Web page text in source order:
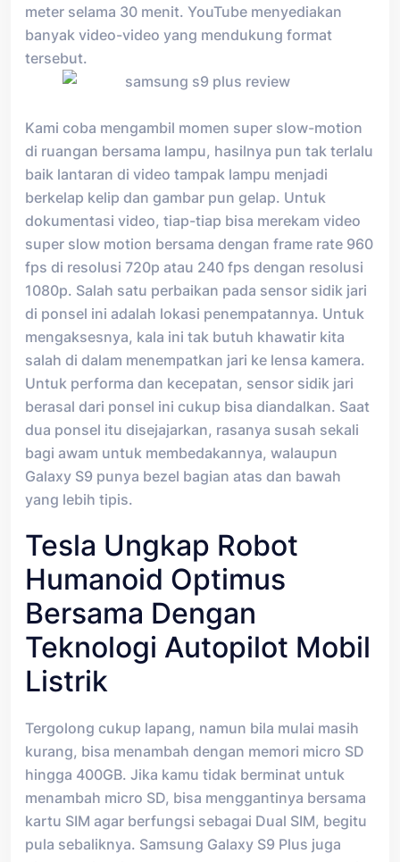
meter selama 30 menit. YouTube menyediakan
banyak video-video yang mendukung format
tersebut.
Kami coba mengambil momen super slow-motion
di ruangan bersama lampu, hasilnya pun tak terlalu
baik lantaran di video tampak lampu menjadi
berkelap kelip dan gambar pun gelap. Untuk
dokumentasi video, tiap-tiap bisa merekam video
super slow motion bersama dengan frame rate 960
fps di resolusi 720p atau 240 fps dengan resolusi
1080p. Salah satu perbaikan pada sensor sidik jari
di ponsel ini adalah lokasi penempatannya. Untuk
mengaksesnya, kala ini tak butuh khawatir kita
salah di dalam menempatkan jari ke lensa kamera.
Untuk performa dan kecepatan, sensor sidik jari
berasal dari ponsel ini cukup bisa diandalkan. Saat
dua ponsel itu disejajarkan, rasanya susah sekali
bagi awam untuk membedakannya, walaupun
Galaxy S9 punya bezel bagian atas dan bawah
yang lebih tipis.
Tesla Ungkap Robot
Humanoid Optimus
Bersama Dengan
Teknologi Autopilot Mobil
Listrik
Tergolong cukup lapang, namun bila mulai masih
kurang, bisa menambah dengan memori micro SD
hingga 400GB. Jika kamu tidak berminat untuk
menambah micro SD, bisa menggantinya bersama
kartu SIM agar berfungsi sebagai Dual SIM, begitu
pula sebaliknya. Samsung Galaxy S9 Plus juga